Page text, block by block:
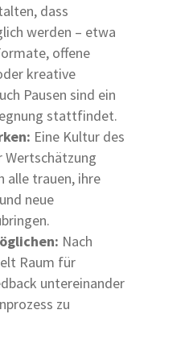
dass
werden – etwa
offene
kreative
Pausen sind ein
stattfindet.
Eine Kultur des
Wertschätzung
alle trauen, ihre
neue
Nach
Raum für
untereinander
zu